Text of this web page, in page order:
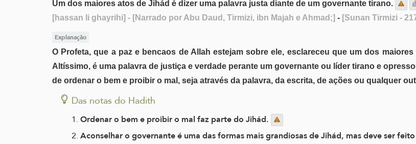
Um dos maiores atos de Jihád é dizer uma palavra justa diante de um governante tirano.
[hassan li ghayrihi] - [Narrado por Abu Daud, Tirmizi, ibn Majah e Ahmad;] - [Sunan Tirmizi -
Explanação
O Profeta, que a paz e bencaos de Allah estejam sobre ele, esclareceu que um dos
Altíssimo, é uma palavra de justiça e verdade perante um governante ou líder tirano e
de ordenar o bem e proibir o mal, seja através da palavra, da escrita, de ações ou qualquer
Das notas do Hadith
Ordenar o bem e proibir o mal faz parte do Jihád.
Aconselhar o governante é uma das formas mais grandiosas de Jihád, mas deve ser